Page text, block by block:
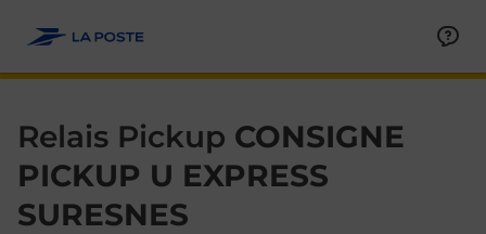
Relais Pickup CONSIGNE
PICKUP U EXPRESS
SURESNES